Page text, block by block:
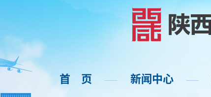
首 页 —— 新闻中心 ——